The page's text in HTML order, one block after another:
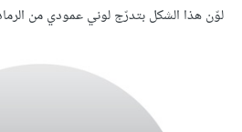
لوّن هذا الشكل بتدرّج لوني عمودي من